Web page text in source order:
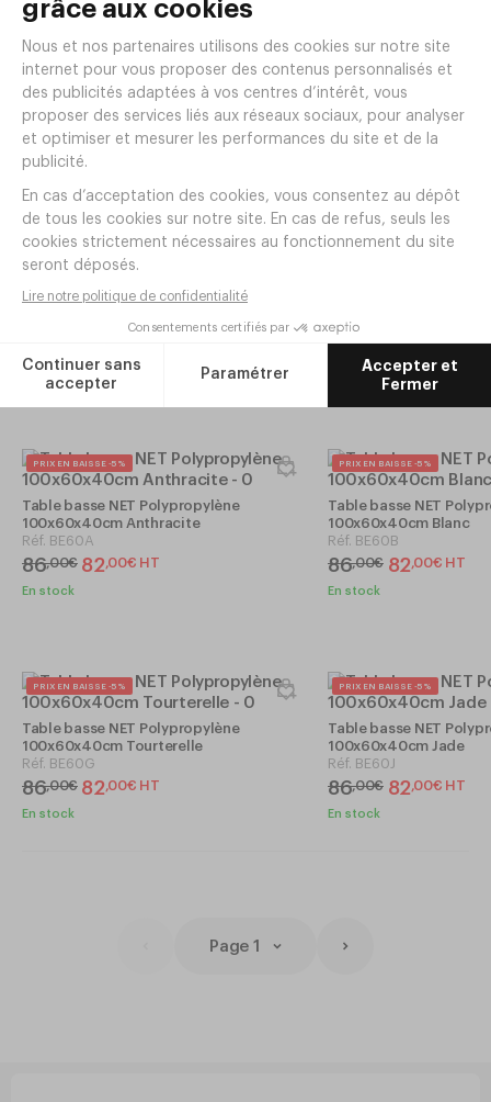
Table basse NET Polypropylène
40x40xh40cm Tourterelle
Réf.
BE61G
40,00€ HT
En stock
Table basse NET
40x40xh40cm Jade
Réf. BE61J
40,00€ HT
En stock
40x40xh40cm Safran
En stock
40
En stock
PRIX EN BAISSE -5%
Table basse NET Polypropylène
100x60x40cm Anthracite
Réf. BE60A
86,00€ 82,00€ HT
En stock
PRIX EN BAISSE -5%
Table basse NET
100x60x40cm Blanc
Réf. BE60B
86,00€ 82,00€ HT
En stock
PRIX EN BAISSE -5%
Table basse NET Polypropylène
100x60x40cm Tourterelle
Réf. BE60G
86,00€ 82,00€ HT
En stock
PRIX EN BAISSE -5%
Table basse NET
100x60x40cm Jade
Réf. BE60J
86,00€ 82,00€ HT
En stock
Page 1